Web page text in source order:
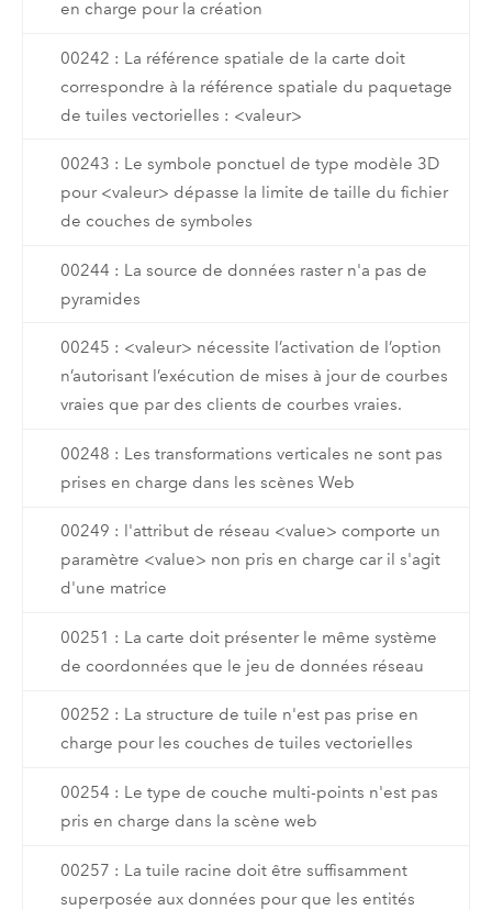
en charge pour la création
00242 : La référence spatiale de la carte doit
correspondre à la référence spatiale du paquetage
de tuiles vectorielles : <valeur>
00243 : Le symbole ponctuel de type modèle 3D
pour <valeur> dépasse la limite de taille du fichier
de couches de symboles
00244 : La source de données raster n'a pas de
pyramides
00245 : <valeur> nécessite l’activation de l’option
n’autorisant l’exécution de mises à jour de courbes
vraies que par des clients de courbes vraies.
00248 : Les transformations verticales ne sont pas
prises en charge dans les scènes Web
00249 : l'attribut de réseau <value> comporte un
paramètre <value> non pris en charge car il s'agit
d'une matrice
00251 : La carte doit présenter le même système
de coordonnées que le jeu de données réseau
00252 : La structure de tuile n'est pas prise en
charge pour les couches de tuiles vectorielles
00254 : Le type de couche multi-points n'est pas
pris en charge dans la scène web
00257 : La tuile racine doit être suffisamment
superposée aux données pour que les entités